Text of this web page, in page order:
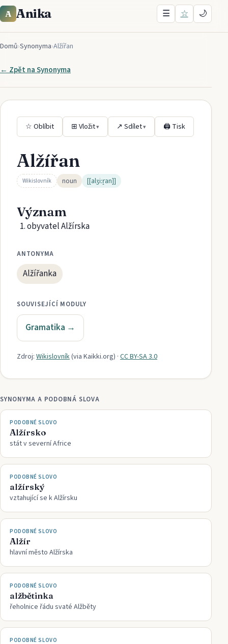
A Anika ☰ ☆ 🌙
Domů›Synonyma›Alžířan
← Zpět naSynonyma
☆ Oblíbit ⊞ Vložit▾ ↗ Sdílet▾ 🖨 Tisk
Alžířan
Wikislovník noun [[alʒiːr̝an]]
Význam
obyvatel Alžírska
ANTONYMA
Alžířanka
SOUVISEJÍCÍ MODULY
Gramatika →
Zdroj: Wikislovník(via Kaikki.org) · CC BY-SA 3.0
SYNONYMA A PODOBNÁ SLOVA
PODOBNÉ SLOVO
Alžírsko
stát v severní Africe
PODOBNÉ SLOVO
alžírský
vztahující se k Alžírsku
PODOBNÉ SLOVO
Alžír
hlavní město Alžírska
PODOBNÉ SLOVO
alžbětinka
řeholnice řádu svaté Alžběty
PODOBNÉ SLOVO